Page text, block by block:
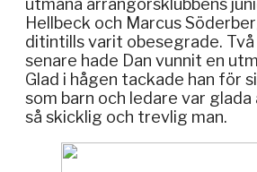
utmana arrangörsklubbens
Hellbeck och Marcus
ditintills varit obesegrade.
senare hade Dan vunnit en
Glad i hågen tackade han för
som barn och ledare var
så skicklig och trevlig man.